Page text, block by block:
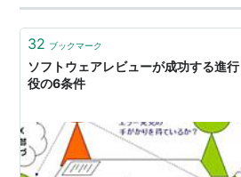
32 ブックマーク
ソフトウェアレビューが成功する進行
役の6条件